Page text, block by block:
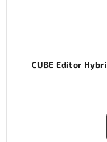
CUBE Editor